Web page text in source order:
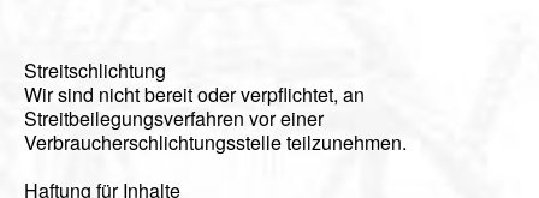
Streitschlichtung
Wir sind nicht bereit oder verpflichtet, an
Streitbeilegungsverfahren vor einer
Verbraucherschlichtungsstelle teilzunehmen.
Haftung für Inhalte